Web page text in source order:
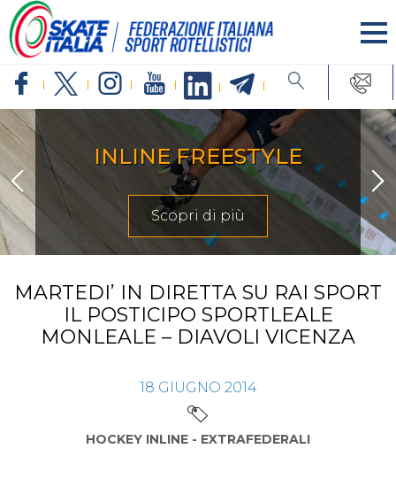
INLINE FREESTYLE
Scopri di più
MARTEDI’ IN DIRETTA SU RAI SPORT
IL POSTICIPO SPORTLEALE
MONLEALE – DIAVOLI VICENZA
18 GIUGNO 2014
HOCKEY INLINE - EXTRAFEDERALI